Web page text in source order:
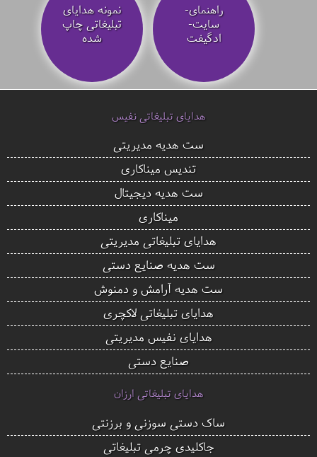
راهنمای-
سایت-
ادگیفت
نمونه هدایای
تبلیغاتی چاپ
شده
هدایای تبلیغاتی نفیس
ست هدیه مدیریتی
تندیس میناکاری
ست هدیه دیجیتال
میناکاری
هدایای تبلیغاتی مدیریتی
ست هدیه صنایع دستی
ست هدیه آرامش و دمنوش
هدایای تبلیغاتی لاکچری
هدایای نفیس مدیریتی
صنایع دستی
هدایای تبلیغاتی ارزان
ساک دستی سوزنی و برزنتی
جاکلیدی چرمی تبلیغاتی